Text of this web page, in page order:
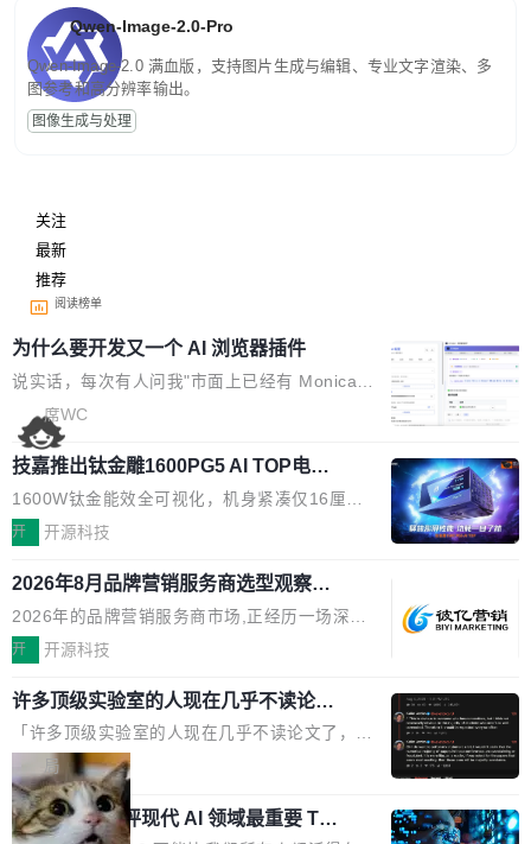
Qwen-Image-2.0-Pro
Qwen-Image-2.0 满血版，支持图片生成与编辑、专业文字渲染、多
图参考和高分辨率输出。
图像生成与处理
关注
最新
推荐
阅读榜单
为什么要开发又一个 AI 浏览器插件
说实话，每次有人问我"市面上已经有 Monica、
Sider、Copilot for Chrome 这些 AI 浏览器插件
了，你为什么还要再做一个"，我都觉得这个问题
问得好。 因为我自己也是从用户变成开发者的。
现有产品的天花板 我用过不少 AI 浏览器插件。
刚开始觉得都挺好——选中一段文字，弹出解
要。但用久了你会发现，它们本质上都是同一类
东西：一个带网页上下文的聊天框。 它们能读取
页面的文本，然后把文本丢给大模型，再返回一
段回答。仅此而已。 这当然有用，但总觉得差点
意思。比如我在一个后台管理系统里，需要填50
个表单字段，每个字段还有联动逻辑；比如我
想...
席WC
技嘉推出钛金雕1600PG5 AI TOP电
源：为发烧级主机与本地AI算力打造旗
舰供电方案
1600W钛金能效全可视化，机身紧凑仅16厘米
继2026台北电脑展首度亮相后，技嘉科技近日正
电源专为发烧级DIY主机与本地AI算力平台打
造，整机长度仅16厘米，提供1600W额定功率
与80PLUS钛金能效；支持ATX 3.1与PCIe 5.1
规范，结合服务器级元件、完善供电线材与内置
实时LCD监控屏，可充分满足当下高阶PC主机
的严苛使用需求。 澎湃功率，紧凑机身 钛金雕1
600PG5 AI TOP具备强悍输出功率，同时实现
机身尺寸大幅精简。整机长度仅16厘米，属于同
功率段机身尺寸十分紧凑的1600W电源产品。小
开 开源科技
2026年8月品牌营销服务商选型观察：
从流量思维到品牌资产思维的范式转移
2026年的品牌营销服务商市场,正经历一场深刻
的价值重构。全球全案品牌代理机构市场从2025
复合增长率达5.44%,预计2032年将突破120亿美
元。数字广告与公共关系相关服务市场更是从20
25年的8463亿美元扩张至2026年的8763亿美
元。数字的背后是一个清晰的事实——品牌对专
业化营销服务的需求从未如此迫切。 但市场扩容
开 开源科技
许多顶级实验室的人现在几乎不读论文
了
「许多顶级实验室的人现在几乎不读论文了，而
且他们认为 ICLR/ICML/NeurIPS 充斥着大量过
度宣传和欺诈。」 OpenAI 研究员 Keller Jorda
n 这条推文引发了广泛讨论。他不是在说风凉
局
xAI 前工程师评现代 AI 领域最重要 Top